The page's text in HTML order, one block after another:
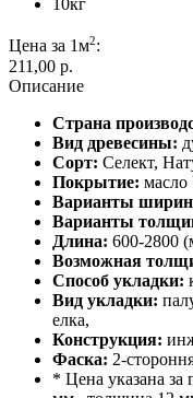
10кг
Цена за 1м2:
211,00 p.
Описание
Страна
Вид древесины:
Сорт: Cелект,
Покрытие:
Варианты
Варианты
Длина: 600-2800
Возможная
Способ укладки:
Вид укладки:
елка,
Конструкция:
Фаска: 2-
* Цена указана за